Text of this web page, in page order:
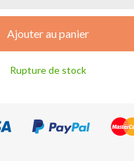
Ajouter au panier
Rupture de stock